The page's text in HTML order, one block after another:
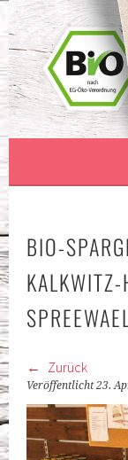
Springe
zum
InhaltBIO-
SPARGELHOF
BIO-
Zurück
Veröffentlicht23.